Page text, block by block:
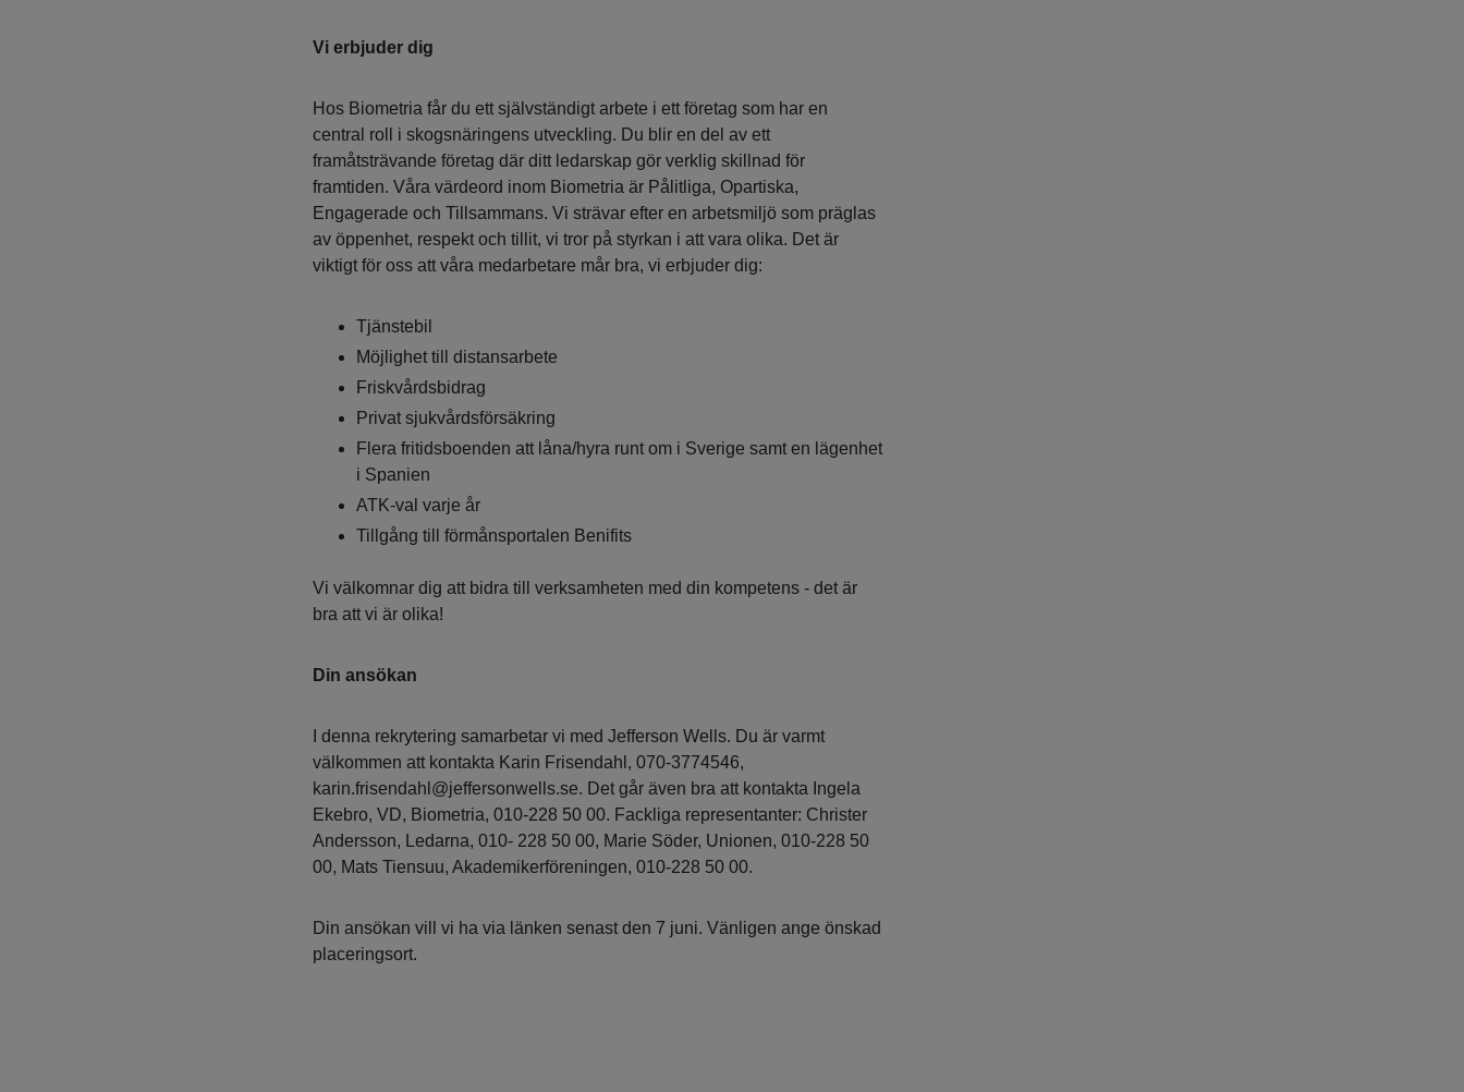
Vi erbjuder dig
Hos Biometria får du ett självständigt arbete i ett företag som har en
central roll i skogsnäringens utveckling. Du blir en del av ett
framåtsträvande företag där ditt ledarskap gör verklig skillnad för
framtiden. Våra värdeord inom Biometria är Pålitliga, Opartiska,
Engagerade och Tillsammans. Vi strävar efter en arbetsmiljö som präglas
av öppenhet, respekt och tillit, vi tror på styrkan i att vara olika. Det är
viktigt för oss att våra medarbetare mår bra, vi erbjuder dig:
Tjänstebil
Möjlighet till distansarbete
Friskvårdsbidrag
Privat sjukvårdsförsäkring
Flera fritidsboenden att låna/hyra runt om i Sverige samt en lägenhet
i Spanien
ATK-val varje år
Tillgång till förmånsportalen Benifits
Vi välkomnar dig att bidra till verksamheten med din kompetens - det är
bra att vi är olika!
Din ansökan
I denna rekrytering samarbetar vi med Jefferson Wells. Du är varmt
välkommen att kontakta Karin Frisendahl, 070-3774546,
karin.frisendahl@jeffersonwells.se. Det går även bra att kontakta Ingela
Ekebro, VD, Biometria, 010-228 50 00. Fackliga representanter: Christer
Andersson, Ledarna, 010- 228 50 00, Marie Söder, Unionen, 010-228 50
00, Mats Tiensuu, Akademikerföreningen, 010-228 50 00.
Din ansökan vill vi ha via länken senast den 7 juni. Vänligen ange önskad
placeringsort.